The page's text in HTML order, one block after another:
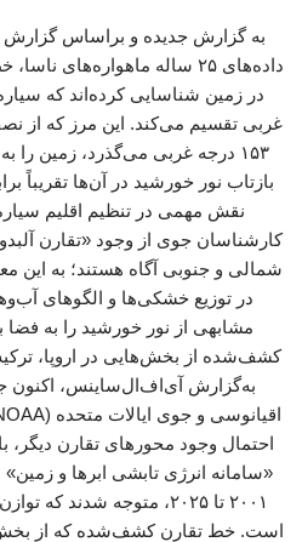
به گزارش جدیده و براساس گزارش
داده‌های ۲۵ ساله ماهواره‌های
در زمین شناسایی کرده‌اند که
۱۵۳ درجه غربی می‌گذرد، زمین
بازتاب نور خورشید در آن‌ها تقریباً
نقش مهمی در تنظیم اقلیم
کارشناسان جوی از وجود «تقارن
شمالی و جنوبی آگاه هستند؛ به این
در توزیع خشکی‌ها و الگوهای
مشابهی از نور خورشید را به
کشف‌شده از بخش‌هایی در اروپا،
به‌گزارش آی‌اف‌ال‌ساینس، اکنون
احتمال وجود محورهای تقارن دیگر،
۲۰۰۱ تا ۲۰۲۵، متوجه شدند
است. خط تقارن کشف‌شده که از